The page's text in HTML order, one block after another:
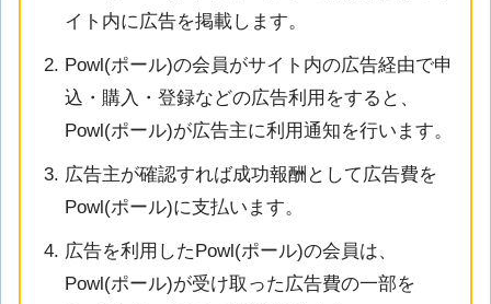
イト内に広告を掲載します。
Powl(ポール)の会員がサイト内の広告経由で申
込・購入・登録などの広告利用をすると、
Powl(ポール)が広告主に利用通知を行います。
広告主が確認すれば成功報酬として広告費を
Powl(ポール)に支払います。
広告を利用したPowl(ポール)の会員は、
Powl(ポール)が受け取った広告費の一部を